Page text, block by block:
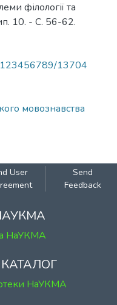
філології та
10. - С. 56-62.
123456789/13704
мовознавства
User
Send
Feedback
НаУКМА
НаУКМА